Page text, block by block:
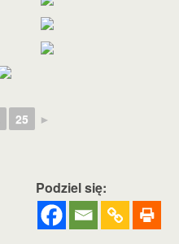
25 ►
Podziel się: